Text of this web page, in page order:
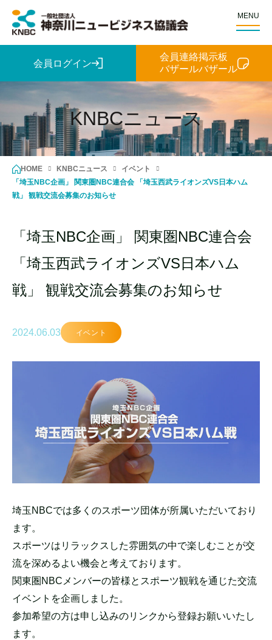
MENU
会員ログイン
会員連絡掲示板
バザールバザール
KNBCニュース
HOME KNBCニュース
イベント
「埼玉NBC企画」 関東圏NBC連合会 「埼玉西武ライオンズVS日本ハム
戦」 観戦交流会募集のお知らせ
「埼玉NBC企画」 関東圏NBC連合会
「埼玉西武ライオンズVS日本ハム
戦」 観戦交流会募集のお知らせ
2024.06.03 イベント
埼玉NBCでは多くのスポーツ団体が所属いただいており
ます。
スポーツはリラックスした雰囲気の中で楽しむことが交
流を深めるよい機会と考えております。
関東圏NBCメンバーの皆様とスポーツ観戦を通じた交流
イベントを企画しました。
参加希望の方は申し込みのリンクから登録お願いいたし
ます。